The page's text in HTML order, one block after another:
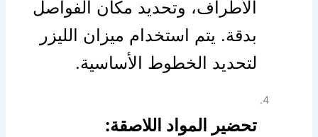
الأطراف، وتحديد مكان الفواصل
بدقة. يتم استخدام ميزان الليزر
لتحديد الخطوط الأساسية.
تحضير المواد اللاصقة: